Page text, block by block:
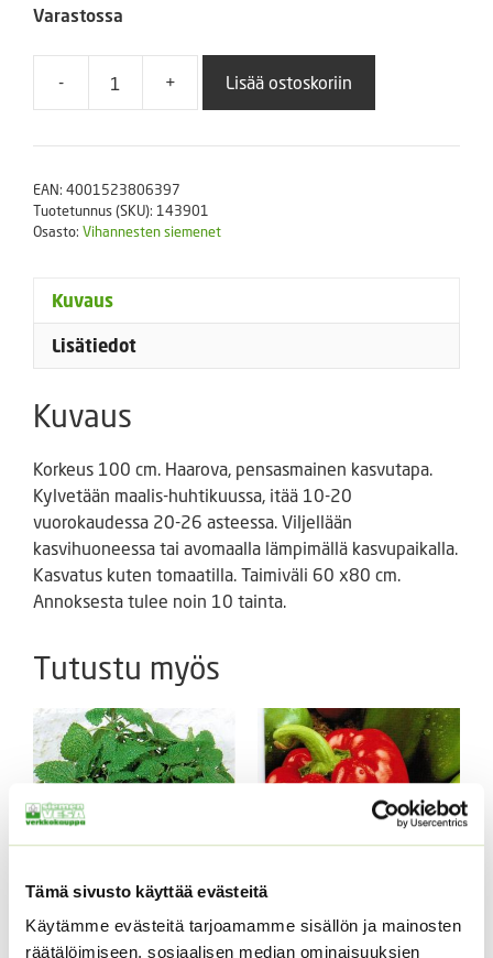
Tämä sivusto käyttää evästeitä
Käytämme evästeitä tarjoamamme sisällön ja mainosten
räätälöimiseen, sosiaalisen median ominaisuuksien
Varastossa
-
Karviaiskoiso
+ Lisää ostoskoriin
EAN: 4001523806397
Tuotetunnus (SKU): 143901
Osasto: Vihannesten siemenet
Kuvaus
Lisätiedot
Kuvaus
Korkeus 100 cm. Haarova, pensasmainen kasvutapa.
Kylvetään maalis-huhtikuussa, itää 10-20
vuorokaudessa 20-26 asteessa. Viljellään
kasvihuoneessa tai avomaalla lämpimällä kasvupaikalla.
Kasvatus kuten tomaatilla. Taimiväli 60 x80 cm.
Annoksesta tulee noin 10 tainta.
Tutustu myös
Sitruunamelissa 5 g
5,50€ Sisältää arvonlisäveron
Paprika Californian